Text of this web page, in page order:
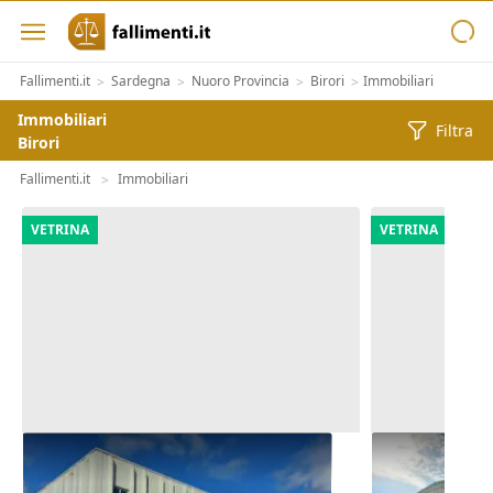
Fallimenti.it > Sardegna > Nuoro Provincia > Birori > Immobiliari
Immobiliari
Birori
Filtra
Fallimenti.it > Immobiliari
VETRINA
Asta Complesso artigianale con
cortile e pertinenze
VETRINA
Asta
cortile e